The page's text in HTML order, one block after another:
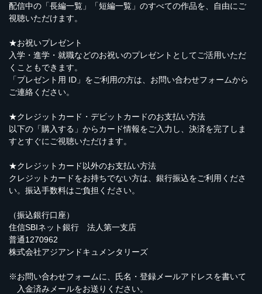
配信中の「長編一覧」「短編一覧」のすべての作品を、自由にご
視聴いただけます。
★お祝いプレゼント
入学・進学・就職などのお祝いのプレゼントとしてご活用いただ
くこともできます。
「プレゼント用 ID」をご利用の方は、 お問い合わせフォームから
ご連絡ください。
★クレジットカード・デビットカードのお支払い方法
以下の「購入する」からカード情報をご入力し、決済を完了しま
すとすぐにご視聴いただけます。
★クレジットカード以外のお支払い方法
クレジットカードをお持ちでない方は、銀行振込をご利用くださ
い。振込手数料はご負担ください。
（振込銀行口座）
住信SBIネット銀行 法人第一支店
普通1270962
株式会社アジアンドキュメンタリーズ
※お問い合わせフォームに、氏名・登録メールアドレスを書いて
入金済みメールをお送りください。